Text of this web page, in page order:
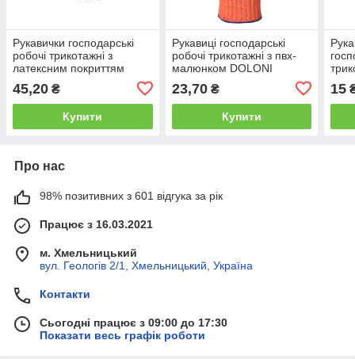
Рукавички господарські
робочі трикотажні з
латексним покриттям
червоні 10 (4193)
45,20 ₴
Купити
Рукавиці господарські
робочі трикотажні з пвх-
малюнком DOLONI
Жовтогарячий 10 клас 10
(XL)(526)
23,70₴
Купити
13
15
Про нас
98% позитивних з 601 відгука за рік
Працює з 16.03.2021
м. Хмельницький
вул. Геологів 2/1, Хмельницький, Україна
Контакти
Сьогодні працює з 09:00 до 17:30
Показати весь графік роботи